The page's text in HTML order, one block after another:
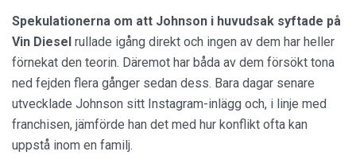
Spekulationerna om att Johnson i huvudsak syftade på
Vin Diesel rullade igång direkt och ingen av dem har heller
förnekat den teorin. Däremot har båda av dem försökt tona
ned fejden flera gånger sedan dess. Bara dagar senare
utvecklade Johnson sitt Instagram-inlägg och, i linje med
franchisen, jämförde han det med hur konflikt ofta kan
uppstå inom en familj.